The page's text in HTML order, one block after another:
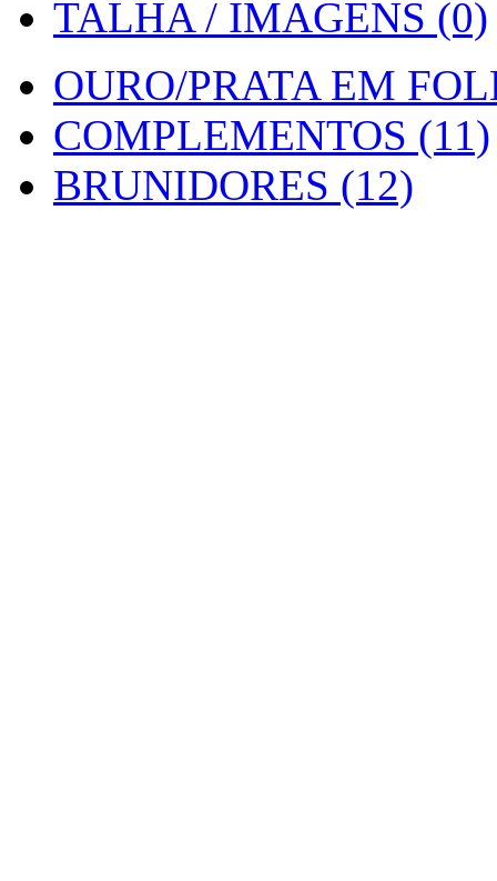
TALHA / IMAGENS (0)
OURO/PRATA EM
COMPLEMENTOS (11)
BRUNIDORES (12)